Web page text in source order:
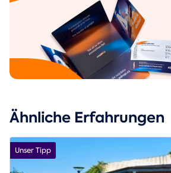
Ähnliche Erfahrungen
Unser Tipp